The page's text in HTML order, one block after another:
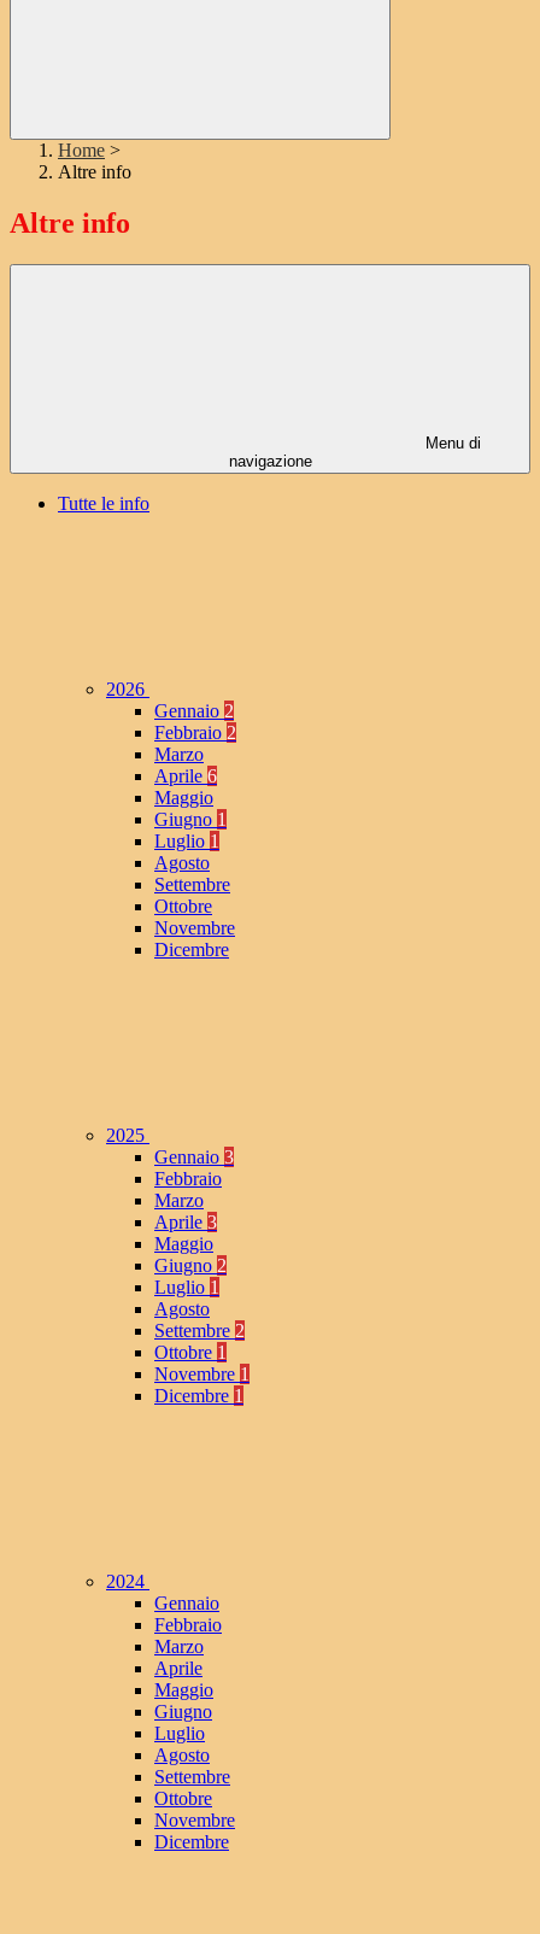
Home >
Altre info
Altre info
Menu di
navigazione
Tutte le info
2026
Gennaio 2
Febbraio 2
Marzo
Aprile 6
Maggio
Giugno 1
Luglio 1
Agosto
Settembre
Ottobre
Novembre
Dicembre
2025
Gennaio 3
Febbraio
Marzo
Aprile 3
Maggio
Giugno 2
Luglio 1
Agosto
Settembre 2
Ottobre 1
Novembre 1
Dicembre 1
2024
Gennaio
Febbraio
Marzo
Aprile
Maggio
Giugno
Luglio
Agosto
Settembre
Ottobre
Novembre
Dicembre